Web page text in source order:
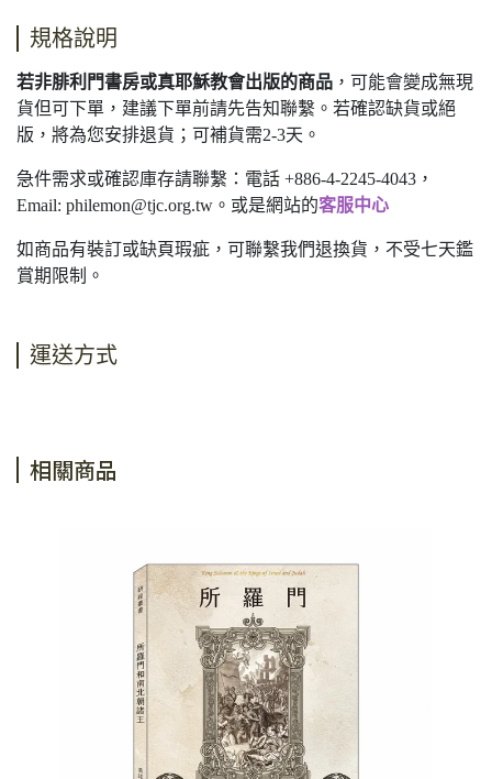
規格說明
若非腓利門書房或真耶穌教會出版的商品 ，可能會變成無現
貨但可下單，建議下單前請先告知聯繫。若確認缺貨或絕
版，將為您安排退貨；可補貨需2-3天。
急件需求或確認庫存請聯繫：電話 +886-4-2245-4043，
Email: philemon@tjc.org.tw 。或是網站的客服中心
如商品有裝訂或缺頁瑕疵，可聯繫我們退換貨，不受七天鑑
賞期限制。
運送方式
相關商品